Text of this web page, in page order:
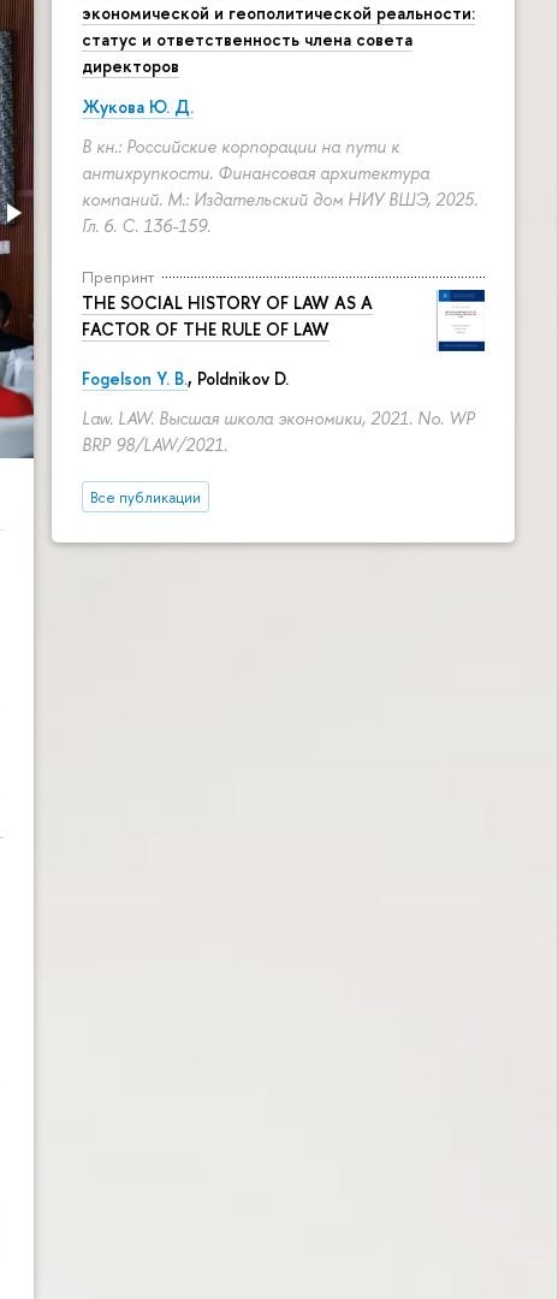
экономической и геополитической реальности:
статус и ответственность члена совета
директоров
Жукова Ю. Д.
В кн.: Российские корпорации на пути к
антихрупкости. Финансовая архитектура
компаний. М.: Издательский дом НИУ ВШЭ, 2025.
Гл. 6. С. 136-159.
Препринт
THE SOCIAL HISTORY OF LAW AS A
FACTOR OF THE RULE OF LAW
Fogelson Y. B., Poldnikov D.
Law. LAW. Высшая школа экономики, 2021. No. WP
BRP 98/LAW/2021.
Все публикации